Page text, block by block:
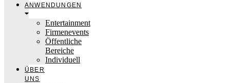
ANWENDUNGEN
Entertainment
Firmenevents
Öffentliche
Bereiche
Individuell
ÜBER
UNS